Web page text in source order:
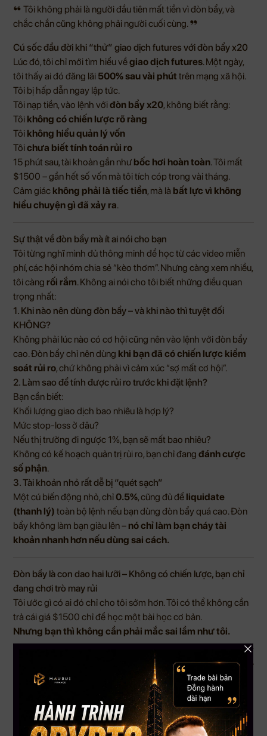
❝ Tôi không phải là người đầu tiên mất tiền vì đòn bẩy, và
chắc chắn cũng không phải người cuối cùng. ❞
Cú sốc đầu đời khi “thử” giao dịch futures với đòn bẩy x20
Lúc đó, tôi chỉ mới tìm hiểu vềgiao dịch futures. Một ngày,
tôi thấy ai đó đăng lãi 500% sau vài phút trên mạng xã hội.
Tôi bị hấp dẫn ngay lập tức.
Tôi nạp tiền, vào lệnh vớiđòn bẩy x20, không biết rằng:
Tôi không có chiến lược rõ ràng
Tôi không hiểu quản lý vốn
Tôichưa biết tính toán rủi ro
15 phút sau, tài khoản gần như bốc hơi hoàn toàn. Tôi mất
$1500 – gần hết số vốn mà tôi tích cóp trong vài tháng.
Cảm giác không phải là tiếc tiền, mà là bất lực vì không
hiểu chuyện gì đã xảy ra.
Sự thật về đòn bẩy mà ít ai nói cho bạn
Tôi từng nghĩ mình đủ thông minh để học từ các video miễn
phí, các hội nhóm chia sẻ “kèo thơm”. Nhưng càng xem nhiều,
tôi càng rối rắm. Không ai nói cho tôi biết những điều quan
trọng nhất:
1. Khi nào nên dùng đòn bẩy – và khi nào thì tuyệt đối
KHÔNG?
Không phải lúc nào có cơ hội cũng nên vào lệnh với đòn bẩy
cao. Đòn bẩy chỉ nên dùng khi bạn đã có chiến lược kiểm
soát rủi ro, chứ không phải vì cảm xúc “sợ mất cơ hội”.
2. Làm sao để tính được rủi ro trước khi đặt lệnh?
Bạn cần biết:
Khối lượng giao dịch bao nhiêu là hợp lý?
Mức stop-loss ở đâu?
Nếu thị trường đi ngược 1%, bạn sẽ mất bao nhiêu?
Không có kế hoạch quản trị rủi ro, bạn chỉ đang đánh cược
số phận.
3. Tài khoản nhỏ rất dễ bị “quét sạch”
Một cú biến động nhỏ, chỉ0.5%, cũng đủ để liquidate
(thanh lý) toàn bộ lệnh nếu bạn dùng đòn bẩy quá cao. Đòn
bẩy không làm bạn giàu lên – nó chỉ làm bạn cháy tài
khoản nhanh hơn nếu dùng sai cách.
Đòn bẩy là con dao hai lưỡi – Không có chiến lược, bạn chỉ
đang chơi trò may rủi
Tôi ước gì có ai đó chỉ cho tôi sớm hơn. Tôi có thể không cần
trả cái giá $1500 chỉ để học một bài học cơ bản.
Nhưng bạn thì không cần phải mắc sai lầm như tôi.
Trading Masterclass 2025 – Nơi bạn học cách dùng đòn bẩy
một cách thông minh
Trading Masterclass 2025 không dạy bạn làm
giàu nhanh. Đây là nơi bạn học:
Hiểu đúng bản chất đòn bẩy tài chính